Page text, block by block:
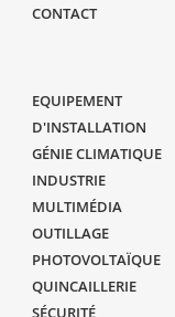
CONTACT
EQUIPEMENT
D'INSTALLATION
GÉNIE CLIMATIQUE
INDUSTRIE
MULTIMÉDIA
OUTILLAGE
PHOTOVOLTAÏQUE
QUINCAILLERIE
SÉCURITÉ